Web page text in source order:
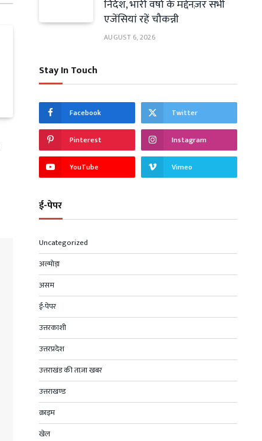
निर्देश, भारी वर्षा के मद्देनज़र सभी
एजेंसियां रहें चौकन्नी
AUGUST 6, 2026
Stay In Touch
Facebook Twitter
Pinterest Instagram
YouTube Vimeo
ई-पेपर
Uncategorized
अल्मोड़ा
असम
ई-पेपर
उत्तरकाशी
उत्तरप्रदेश
उत्तराखंड की ताज़ा खबर
उत्तराखण्ड
क्राइम
खेल